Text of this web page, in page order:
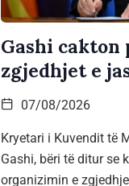
Gashi cakton
zgjedhjet e
07/08/2026
Kryetari i Kuvendit të
Gashi, bëri të ditur se
organizimin e